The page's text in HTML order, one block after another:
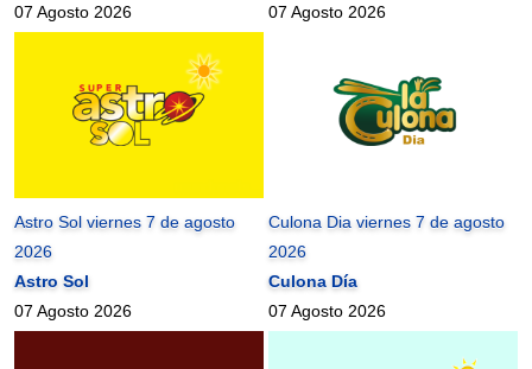
07 Agosto 2026
07 Agosto 2026
Astro Sol viernes 7 de agosto
2026
Astro Sol
07 Agosto 2026
Culona Dia viernes 7 de agosto
2026
Culona Día
07 Agosto 2026